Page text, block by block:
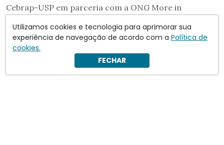
Cebrap-USP em parceria com a ONG More in
reuniu cerca de
36,8 mil pessoas
neste domingo. O
cálculo considera o pico de público registrado na
Utilizamos cookies e tecnologia para aprimorar sua
experiência de navegação de acordo com a Política de
cookies.
FECHAR